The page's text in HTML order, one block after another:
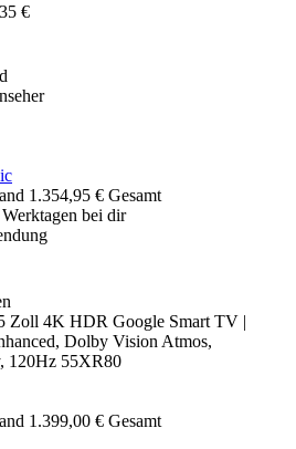
€
1.354,95 € Gesamt
bei dir
Zoll 4K HDR Google Smart TV |
Dolby Vision Atmos,
120Hz 55XR80
1.399,00 € Gesamt